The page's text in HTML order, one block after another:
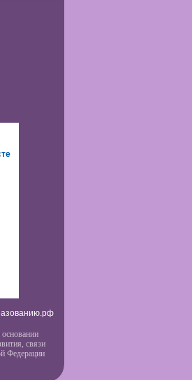
связи
Федерации